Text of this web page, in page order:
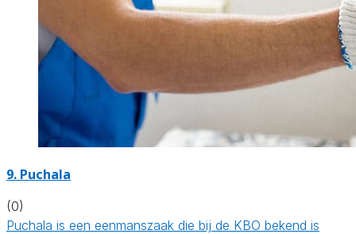
9. Puchala
(0)
Puchala is een eenmanszaak die bij de KBO bekend is